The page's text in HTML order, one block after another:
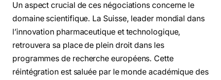
Un aspect crucial de ces négociations concerne le
domaine scientifique. La Suisse, leader mondial dans
l’innovation pharmaceutique et technologique,
retrouvera sa place de plein droit dans les
programmes de recherche européens. Cette
réintégration est saluée par le monde académique des